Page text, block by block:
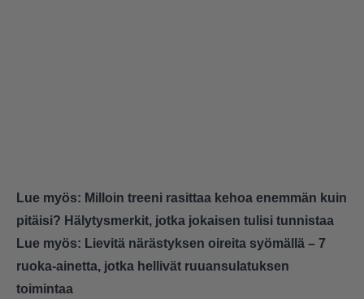
Lue myös: Milloin treeni rasittaa kehoa enemmän kuin
pitäisi? Hälytysmerkit, jotka jokaisen tulisi tunnistaa
Lue myös: Lievitä närästyksen oireita syömällä – 7
ruoka-ainetta, jotka hellivät ruuansulatuksen
toimintaa